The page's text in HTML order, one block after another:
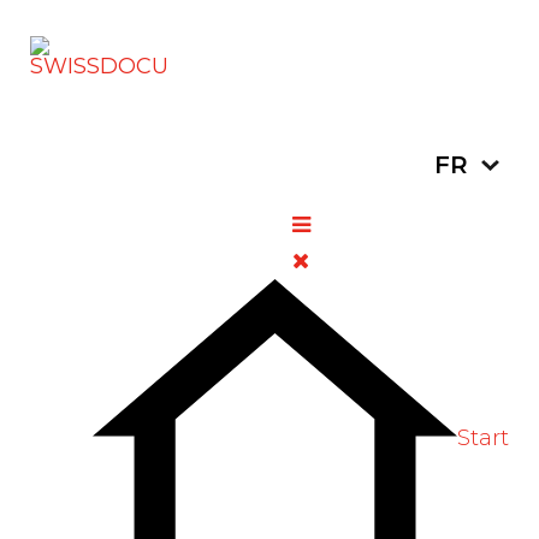
FR
Start
Grippe saisonnière :
composition des vaccins
pour la saison 2022-2023
Pharmacie Vues: 686
Vote Label